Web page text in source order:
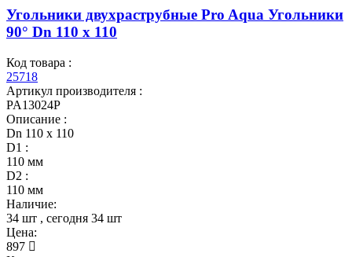
Угольники двухраструбные Pro Aqua Угольники
90° Dn 110 х 110
Код товара :
25718
Артикул производителя :
PA13024P
Описание :
Dn 110 х 110
D1 :
110 мм
D2 :
110 мм
Наличие:
34 шт , сегодня 34 шт
Цена:
897